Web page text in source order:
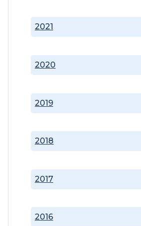
2016
2017
2018
2019
2020
2021